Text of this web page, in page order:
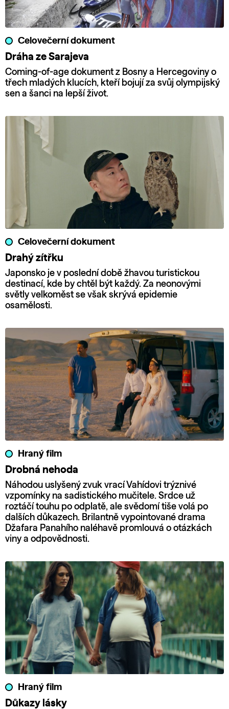
Celovečerní dokument
Dráha ze Sarajeva
Coming-of-age dokument z Bosny a Hercegoviny o
třech mladých klucích, kteří bojují za svůj olympijský
sen a šanci na lepší život.
Celovečerní dokument
Drahý zítřku
Japonsko je v poslední době žhavou turistickou
destinací, kde by chtěl být každý. Za neonovými
světly velkoměst se však skrývá epidemie
osamělosti.
Hraný film
Drobná nehoda
Náhodou uslyšený zvuk vrací Vahídovi trýznivé
vzpomínky na sadistického mučitele. Srdce už
roztáčí touhu po odplatě, ale svědomí tiše volá po
dalších důkazech. Brilantně vypointované drama
Džafara Panahího naléhavě promlouvá o otázkách
viny a odpovědnosti.
Hraný film
Důkazy lásky